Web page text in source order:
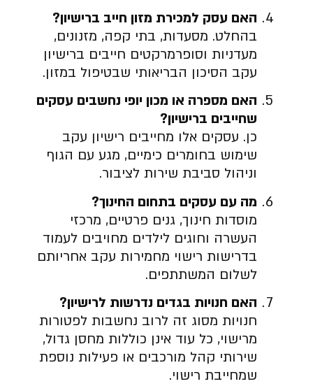
האם עסק למכירת מזון חייב ברישיון?
בהחלט. מסעדות, בתי קפה, מזנונים,
מעדניות וסופרמרקטים חייבים ברישיון
עקב הסיכון הבריאותי שבטיפול במזון.
האם מספרה או מכון יופי נחשבים עסקים
שחייבים ברישיון?
כן. עסקים אלו מחייבים רישיון עקב
שימוש בחומרים כימיים, מגע עם הגוף
וניהול סביבת שירות לציבור.
מה עם עסקים בתחום החינוך?
מוסדות חינוך, גנים פרטיים, מרכזי
העשרה וחוגים לילדים מחויבים לעמוד
בדרישות רישוי מחמירות עקב אחריותם
לשלום המשתתפים.
האם חנויות בגדים נדרשות לרישיון?
חנויות מסוג זה לרוב נחשבות לפטורות
מרישוי, כל עוד אינן כוללות מחסן גדול,
שירותי קהל מורכבים או פעילות נוספת
שמחייבת רישוי.